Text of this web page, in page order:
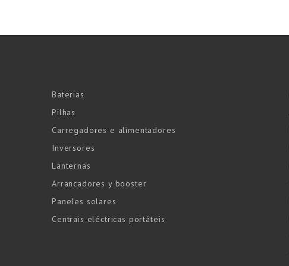
Baterias
Pilhas
Carregadores e alimentadores
Inversores
Lanternas
Arrancadores y booster
Paneles solares
Centrais eléctricas portáteis